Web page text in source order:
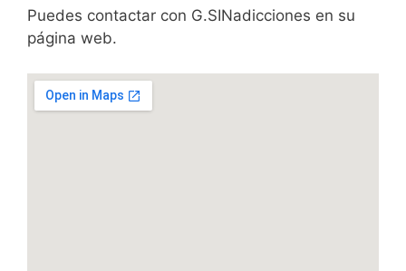
Puedes contactar con G.SINadicciones en su
página web.